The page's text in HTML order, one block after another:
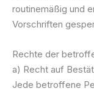
routinemäßig und
Vorschriften
Rechte der
a) Recht auf
Jede betroffene